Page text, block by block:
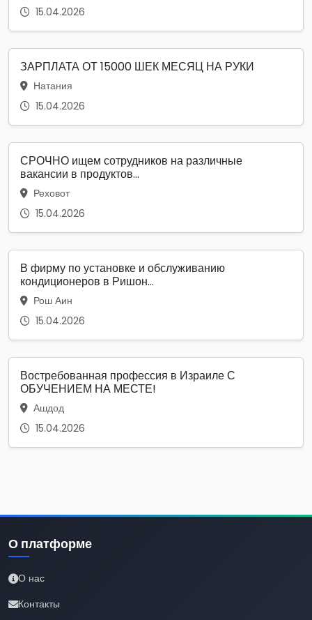
15.04.2026
ЗАРПЛАТА ОТ 15000 ШЕК МЕСЯЦ НА РУКИ
Натания
15.04.2026
СРОЧНО ищем сотрудников на различные
вакансии в продуктов...
Реховот
15.04.2026
В фирму по установке и обслуживанию
кондиционеров в Ришон...
Рош Аин
15.04.2026
Востребованная профессия в Израиле С
ОБУЧЕНИЕМ НА МЕСТЕ!
Ашдод
15.04.2026
О платформе
О нас
Контакты